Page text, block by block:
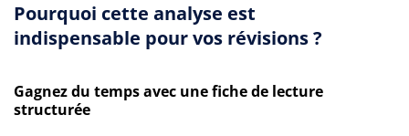
Pourquoi cette analyse est
indispensable pour vos révisions ?
Gagnez du temps avec une fiche de lecture
structurée